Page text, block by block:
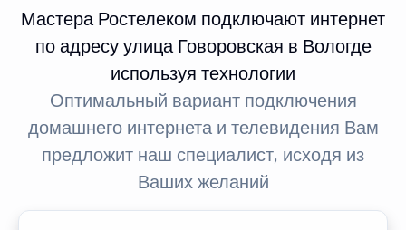
Мастера Ростелеком подключают интернет
по адресу улица Говоровская в Вологде
используя технологии
Оптимальный вариант подключения
домашнего интернета и телевидения Вам
предложит наш специалист, исходя из
Ваших желаний